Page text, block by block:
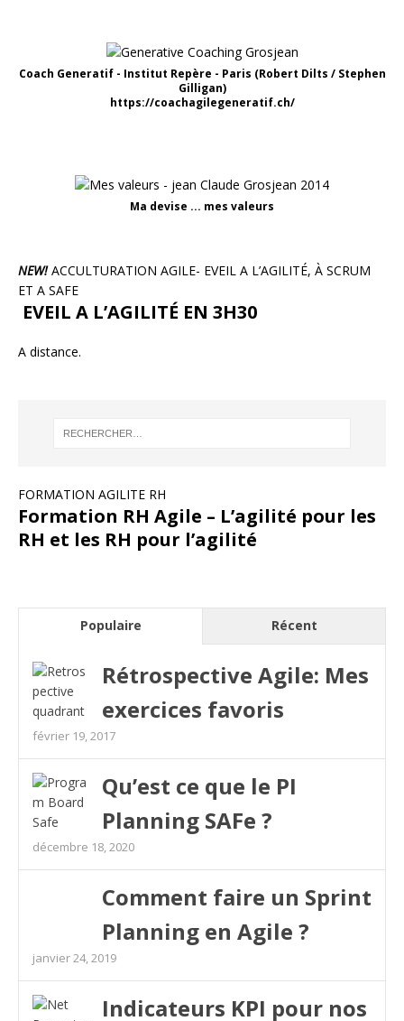
Coach Generatif - Institut Repère - Paris (Robert Dilts / Stephen
Gilligan)
https://coachagilegeneratif.ch/
Ma devise ... mes valeurs
NEW!ACCULTURATION AGILE- EVEIL A L’AGILITÉ, À SCRUM
ET A SAFE
EVEIL A L’AGILITÉ EN 3H30
A distance.
FORMATION AGILITE RH
Formation RH Agile – L’agilité pour les
RH et les RH pour l’agilité
Populaire Récent
Rétrospective Agile: Mes
exercices favoris
février 19, 2017
Qu’est ce que le PI
Planning SAFe ?
décembre 18, 2020
Comment faire un Sprint
Planning en Agile ?
janvier 24, 2019
Indicateurs KPI pour nos